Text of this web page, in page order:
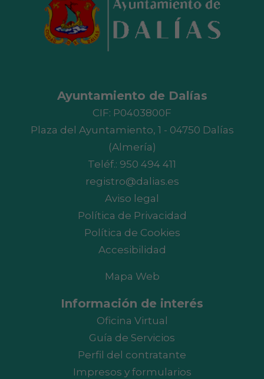
Ayuntamiento de Dalías
CIF: P0403800F
Plaza del Ayuntamiento, 1 - 04750 Dalías
(Almería)
Teléf.: 950 494 411
registro@dalias.es
Aviso legal
Política de Privacidad
Política de Cookies
Accesibilidad
Mapa Web
Información de interés
Oficina Virtual
Guía de Servicios
Perfil del contratante
Impresos y formularios